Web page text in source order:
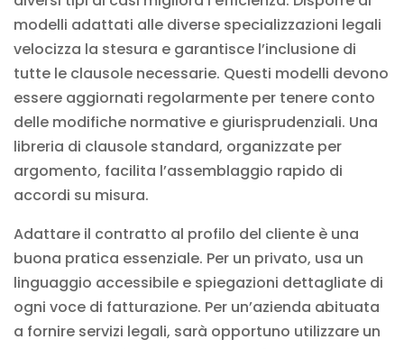
modelli adattati alle diverse specializzazioni legali
velocizza la stesura e garantisce l’inclusione di
tutte le clausole necessarie. Questi modelli devono
essere aggiornati regolarmente per tenere conto
delle modifiche normative e giurisprudenziali. Una
libreria di clausole standard, organizzate per
argomento, facilita l’assemblaggio rapido di
accordi su misura.
Adattare il contratto al profilo del cliente è una
buona pratica essenziale. Per un privato, usa un
linguaggio accessibile e spiegazioni dettagliate di
ogni voce di fatturazione. Per un’azienda abituata
a fornire servizi legali, sarà opportuno utilizzare un